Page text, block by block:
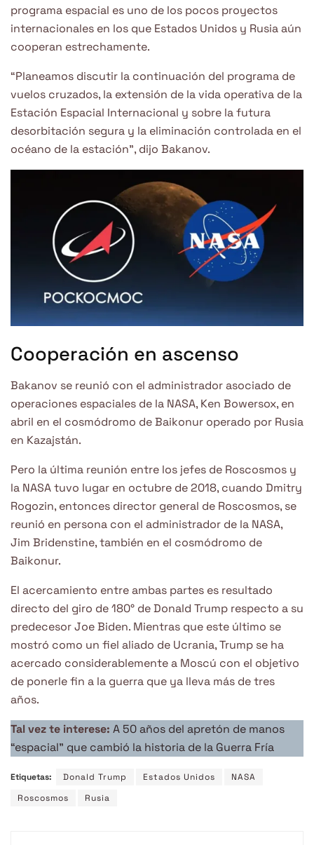
programa espacial es uno de los pocos proyectos
internacionales en los que Estados Unidos y Rusia aún
cooperan estrechamente.
“Planeamos discutir la continuación del programa de
vuelos cruzados, la extensión de la vida operativa de la
Estación Espacial Internacional y sobre la futura
desorbitación segura y la eliminación controlada en el
océano de la estación”, dijo Bakanov.
Cooperación en ascenso
Bakanov se reunió con el administrador asociado de
operaciones espaciales de la NASA, Ken Bowersox, en
abril en el cosmódromo de Baikonur operado por Rusia
en Kazajstán.
Pero la última reunión entre los jefes de Roscosmos y
la NASA tuvo lugar en octubre de 2018, cuando Dmitry
Rogozin, entonces director general de Roscosmos, se
reunió en persona con el administrador de la NASA,
Jim Bridenstine, también en el cosmódromo de
Baikonur.
El acercamiento entre ambas partes es resultado
directo del giro de 180° de Donald Trump respecto a su
predecesor Joe Biden. Mientras que este último se
mostró como un fiel aliado de Ucrania, Trump se ha
acercado considerablemente a Moscú con el objetivo
de ponerle fin a la guerra que ya lleva más de tres
años.
Tal vez te interese: A 50 años del apretón de manos
“espacial” que cambió la historia de la Guerra Fría
Etiquetas: Donald Trump Estados Unidos
NASA
Roscosmos
Rusia